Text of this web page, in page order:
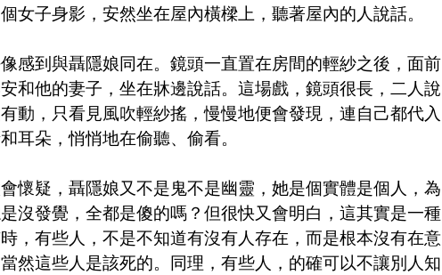
女子身影，安然坐在屋內橫樑上，聽著屋內的人說話。
感到與聶隱娘同在。鏡頭一直置在房間的輕紗之後，面前
和他的妻子，坐在牀邊說話。這場戲，鏡頭很長，二人說
動，只看見風吹輕紗搖，慢慢地便會發現，連自己都代入
耳朵，悄悄地在偷聽、偷看。
懷疑，聶隱娘又不是鬼不是幽靈，她是個實體是個人，為
沒發覺，全都是傻的嗎？但很快又會明白，這其實是一種
，有些人，不是不知道有沒有人存在，而是根本沒有在意
然這些人是該死的。同理，有些人，的確可以不讓別人知